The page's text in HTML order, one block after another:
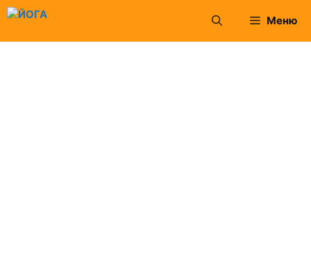
Перейти
содержимому
Меню